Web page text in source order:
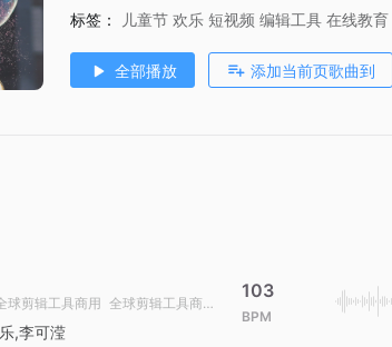
标签：
儿童节 欢乐 短视频 编辑工具 在线教育
全部播放 添加当前页歌曲到
球剪辑工具商用 全球剪辑工具商用
,李可滢
103
BPM